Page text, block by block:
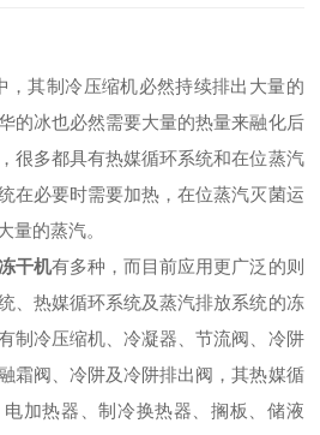
，其制冷压缩机必然持续排出大量的
的冰也必然需要大量的热量来融化后
很多都具有热媒循环系统和在位蒸汽
在必要时需要加热，在位蒸汽灭菌运
量的蒸汽。
干机有多种，而目前应用更广泛的则
、热媒循环系统及蒸汽排放系统的冻
制冷压缩机、冷凝器、节流阀、冷阱
霜阀、冷阱及冷阱排出阀，其热媒循
加热器、制冷换热器、搁板、储液